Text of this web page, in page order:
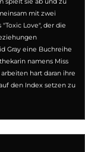
mit zwei
Love", der die
Gray eine Buchreihe
namens Miss
hart daran ihre
den Index setzen zu